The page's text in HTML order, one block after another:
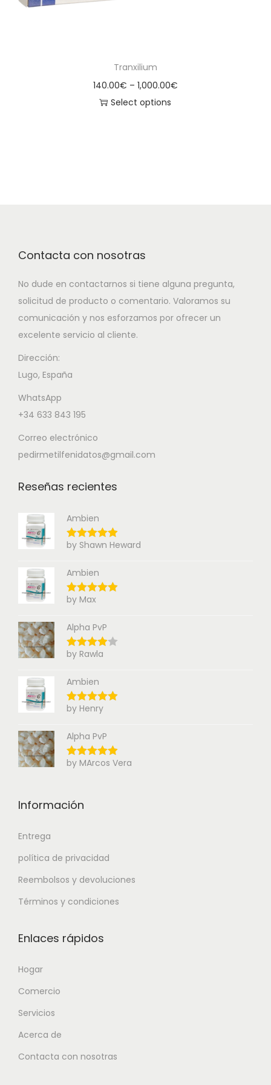
Tranxilium
140.00€ – 1,000.00€
Select options
Contacta con nosotras
No dude en contactarnos si tiene alguna pregunta,
solicitud de producto o comentario. Valoramos su
comunicación y nos esforzamos por ofrecer un
excelente servicio al cliente.
Dirección:
Lugo, España
WhatsApp
+34 633 843 195
Correo electrónico
pedirmetilfenidatos@gmail.com
Reseñas recientes
Ambien
by Shawn Heward
Ambien
by Max
Alpha PvP
by Rawla
Ambien
by Henry
Alpha PvP
by MArcos Vera
Información
Entrega
política de privacidad
Reembolsos y devoluciones
Términos y condiciones
Enlaces rápidos
Hogar
Comercio
Servicios
Acerca de
Contacta con nosotras